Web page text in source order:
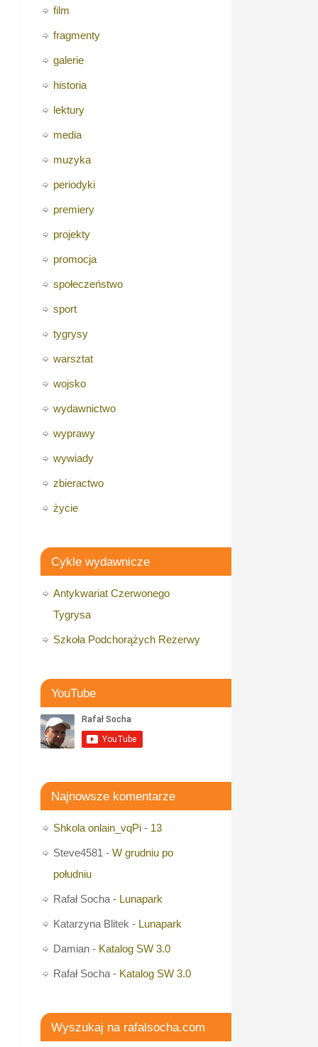
film
fragmenty
galerie
historia
lektury
media
muzyka
periodyki
premiery
projekty
promocja
społeczeństwo
sport
tygrysy
warsztat
wojsko
wydawnictwo
wyprawy
wywiady
zbieractwo
życie
Cykle wydawnicze
Antykwariat Czerwonego
Tygrysa
Szkoła Podchorążych Rezerwy
YouTube
Najnowsze komentarze
Shkola onlain_vqPi - 13
Steve4581 - W grudniu po
południu
Rafał Socha - Lunapark
Katarzyna Blitek - Lunapark
Damian - Katalog SW 3.0
Rafał Socha - Katalog SW 3.0
Wyszukaj na rafalsocha.com